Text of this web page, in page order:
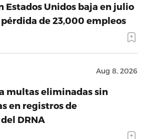
Estados Unidos baja en julio
pérdida de 23,000 empleos
Aug 8, 2026
multas eliminadas sin
en registros de
DRNA